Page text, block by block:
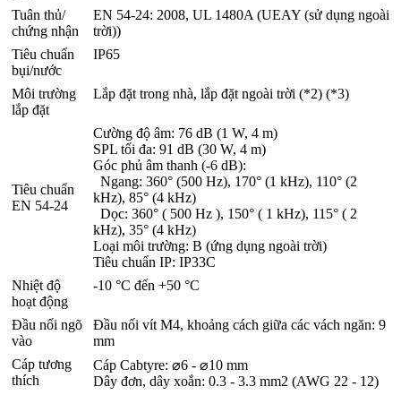
Tuân thủ/
chứng nhận
EN 54-24: 2008, UL 1480A (UEAY (sử dụng ngoài
trời))
Tiêu chuẩn
bụi/nước
IP65
Môi trường
lắp đặt
Lắp đặt trong nhà, lắp đặt ngoài trời (*2) (*3)
Tiêu chuẩn
EN 54-24
Cường độ âm: 76 dB (1 W, 4 m)
SPL tối đa: 91 dB (30 W, 4 m)
Góc phủ âm thanh (-6 dB):
Ngang: 360° (500 Hz), 170° (1 kHz), 110° (2
kHz), 85° (4 kHz)
Dọc: 360° ( 500 Hz ), 150° ( 1 kHz), 115° ( 2
kHz), 35° (4 kHz)
Loại môi trường: B (ứng dụng ngoài trời)
Tiêu chuẩn IP: IP33C
Nhiệt độ
hoạt động
-10 °C đến +50 °C
Đầu nối ngõ
vào
Đầu nối vít M4, khoảng cách giữa các vách ngăn: 9
mm
Cáp tương
thích
Cáp Cabtyre: ⌀6 - ⌀10 mm
Dây đơn, dây xoắn: 0.3 - 3.3 mm2 (AWG 22 - 12)